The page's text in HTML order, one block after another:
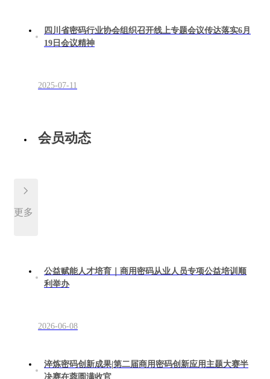
四川省密码行业协会组织召开线上专题会议传达落实6月
19日会议精神
2025-07-11
会员动态
更多
公益赋能人才培育｜商用密码从业人员专项公益培训顺
利举办
2026-06-08
淬炼密码创新成果|第二届商用密码创新应用主题大赛半
决赛在蓉圆满收官